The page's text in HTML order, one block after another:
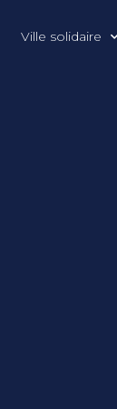
Ville solidaire